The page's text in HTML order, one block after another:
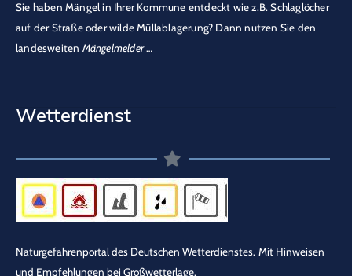
Sie haben Mängel in Ihrer Kommune entdeckt wie z.B. Schlaglöcher
auf der Straße oder wilde Müllablagerung? Dann nutzen Sie den
landesweiten Mängelmelder…
Wetterdienst
Naturgefahrenportal des Deutschen Wetterdienstes. Mit Hinweisen
und Empfehlungen bei Großwetterlage.